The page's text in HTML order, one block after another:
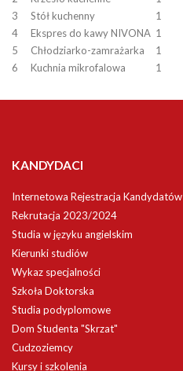
3
Stół kuchenny
1
4
Ekspres do kawy NIVONA 1
5
Chłodziarko-zamrażarka
1
6
Kuchnia mikrofalowa 1
KANDYDACI
Internetowa Rejestracja Kandydatów
Rekrutacja 2023/2024
Studia w języku angielskim
Kierunki studiów
Wykaz specjalności
Szkoła Doktorska
Studia podyplomowe
Dom Studenta "Skrzat"
Cudzoziemcy
Kursy i szkolenia